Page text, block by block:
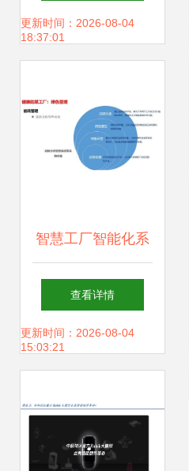
个改变
更新时间：2026-08-04
18:37:01
智慧工厂智能化系
统整体解决方案 人
工智能应用开发的
查看详情
更新时间：2026-08-04
15:03:21